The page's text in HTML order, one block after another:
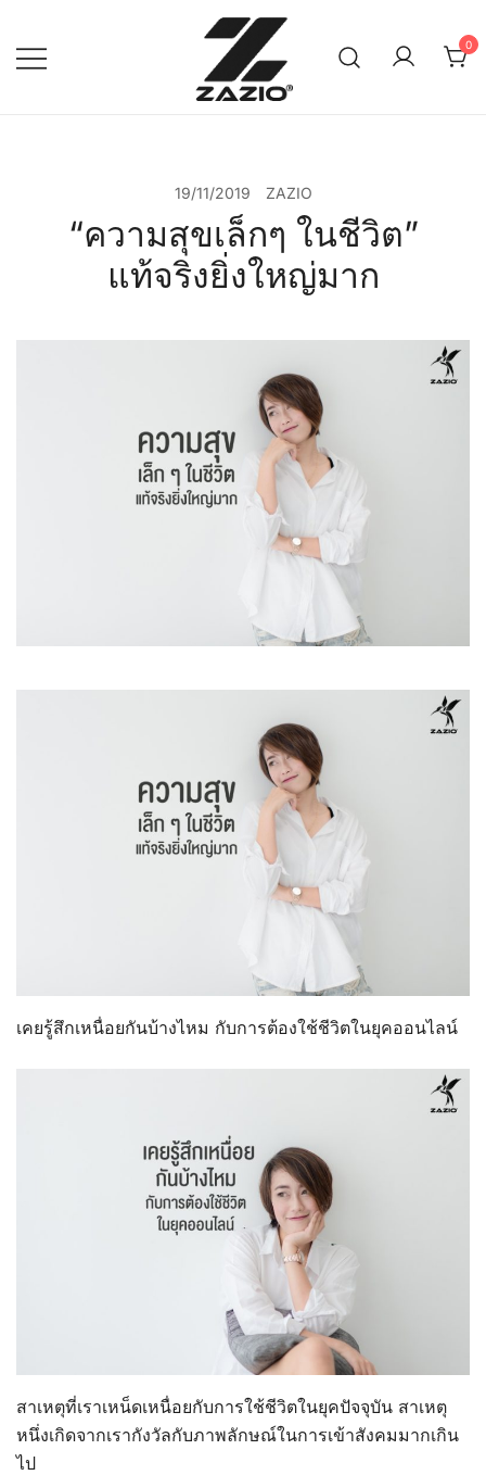
content
0
19/11/2019 ZAZIO
“ความสุขเล็กๆ ในชีวิต”
แท้จริงยิ่งใหญ่มาก
เคยรู้สึกเหนื่อยกันบ้างไหม กับการต้องใช้ชีวิตในยุคออนไลน์
สาเหตุที่เราเหน็ดเหนื่อยกับการใช้ชีวิตในยุคปัจจุบัน สาเหตุ
หนึ่งเกิดจากเรากังวัลกับภาพลักษณ์ในการเข้าสังคมมากเกิน
ไป